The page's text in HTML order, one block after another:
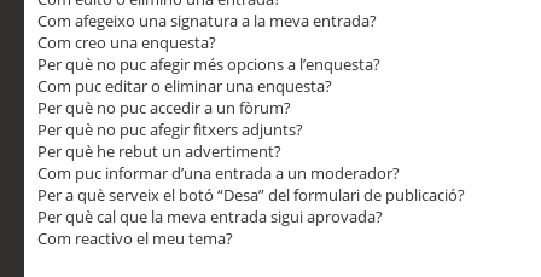
Com afegeixo una signatura a la meva entrada?
Com creo una enquesta?
Per què no puc afegir més opcions a l’enquesta?
Com puc editar o eliminar una enquesta?
Per què no puc accedir a un fòrum?
Per què no puc afegir fitxers adjunts?
Per què he rebut un advertiment?
Com puc informar d’una entrada a un moderador?
Per a què serveix el botó “Desa” del formulari de publicació?
Per què cal que la meva entrada sigui aprovada?
Com reactivo el meu tema?